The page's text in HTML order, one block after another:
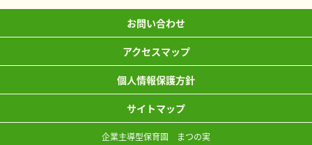
お問い合わせ
アクセスマップ
個人情報保護方針
サイトマップ
企業主導型保育園 まつの実